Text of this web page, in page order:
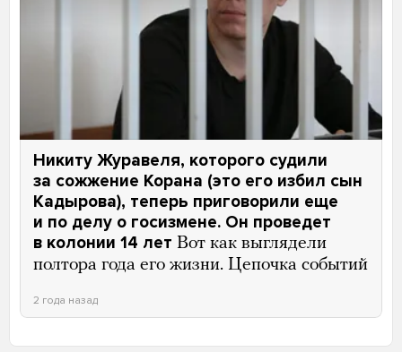
Никиту Журавеля, которого судили
за сожжение Корана (это его избил сын
Кадырова), теперь приговорили еще
и по делу о госизмене. Он проведет
в колонии 14 лет Вот как выглядели
полтора года его жизни. Цепочка событий
2 года назад